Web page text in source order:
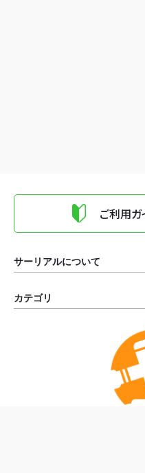
ご利用ガ
サーリアルについて
カテゴリ